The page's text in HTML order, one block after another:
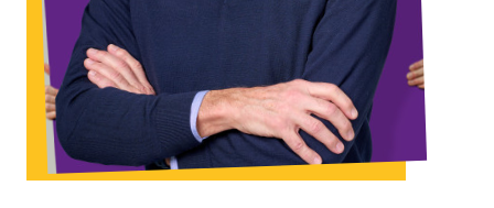
Agenda
Volt Haarlem